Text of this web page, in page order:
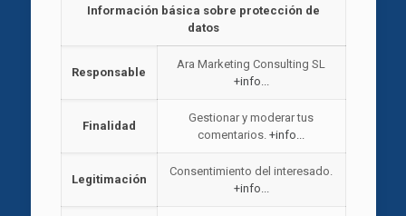
Información básica sobre protección de
datos
Responsable
Ara Marketing Consulting SL
+info...
Finalidad
Gestionar y moderar tus
comentarios. +info...
Legitimación
Consentimiento del interesado.
+info...